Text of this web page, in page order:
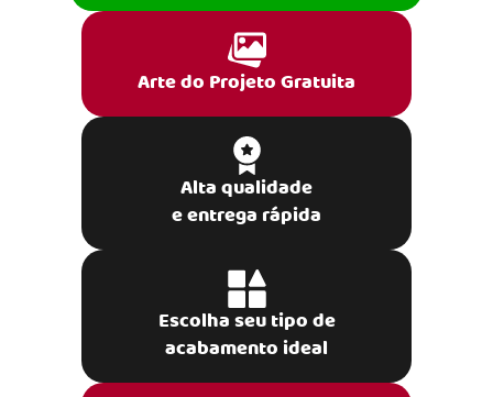
Arte do Projeto Gratuita
Alta qualidade
e entrega rápida
Escolha seu tipo de
acabamento ideal